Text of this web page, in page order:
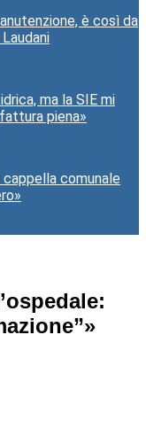
è così da
Laudani
ma la SIE mi
piena»
comunale